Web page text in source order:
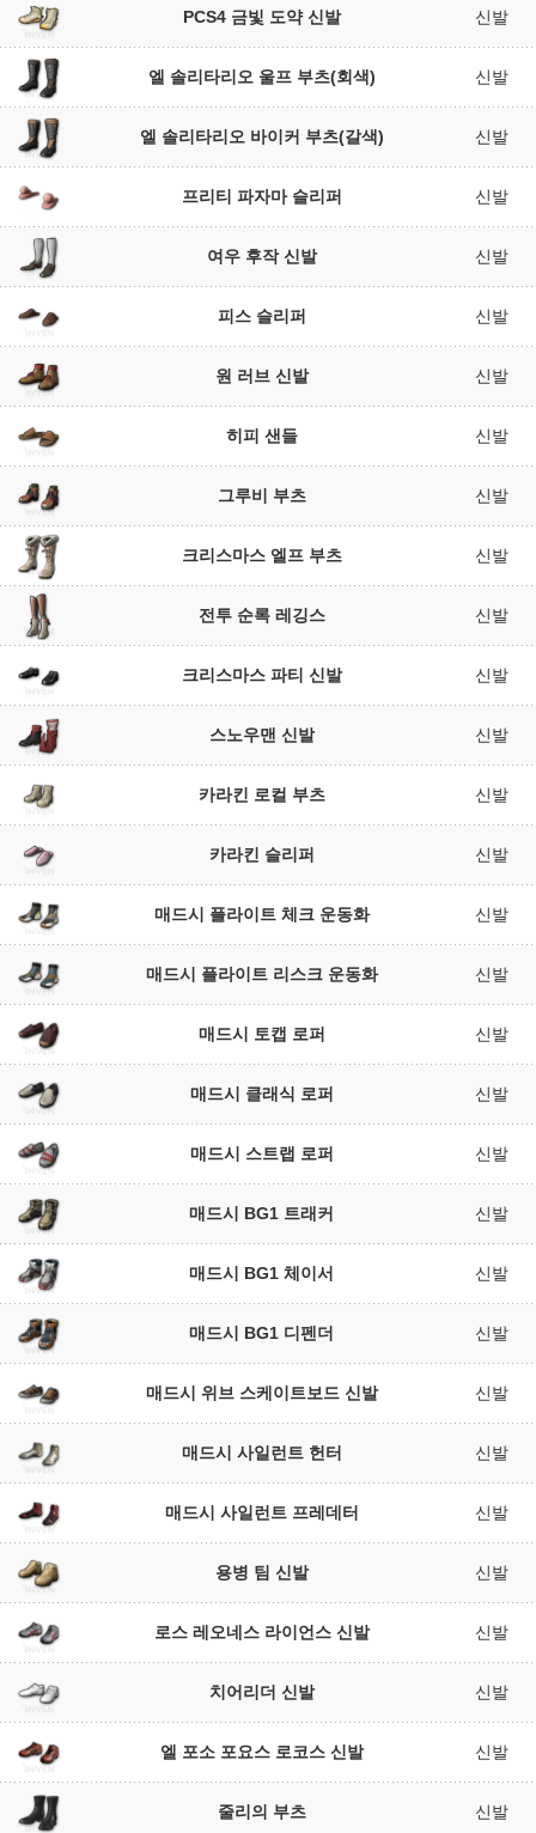
PCS4 금빛 도약 신발 신발
엘 솔리타리오 울프 부츠(회색) 신발
엘 솔리타리오 바이커 부츠(갈색) 신발
프리티 파자마 슬리퍼 신발
여우 후작 신발 신발
피스 슬리퍼 신발
원 러브 신발 신발
히피 샌들 신발
그루비 부츠 신발
크리스마스 엘프 부츠 신발
전투 순록 레깅스 신발
크리스마스 파티 신발 신발
스노우맨 신발 신발
카라킨 로컬 부츠 신발
카라킨 슬리퍼 신발
매드시 플라이트 체크 운동화 신발
매드시 플라이트 리스크 운동화 신발
매드시 토캡 로퍼 신발
매드시 클래식 로퍼 신발
매드시 스트랩 로퍼 신발
매드시 BG1 트래커 신발
매드시 BG1 체이서 신발
매드시 BG1 디펜더 신발
매드시 위브 스케이트보드 신발 신발
매드시 사일런트 헌터 신발
매드시 사일런트 프레데터 신발
용병 팀 신발 신발
로스 레오네스 라이언스 신발 신발
치어리더 신발 신발
엘 포소 포요스 로코스 신발 신발
줄리의 부츠 신발